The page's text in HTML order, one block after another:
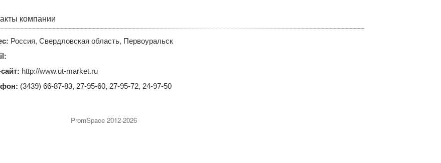
компании
Россия, Свердловская область, Первоуральск
http://www.ut-market.ru
(3439) 66-87-83, 27-95-60, 27-95-72, 24-97-50
PromSpace 2012-2026